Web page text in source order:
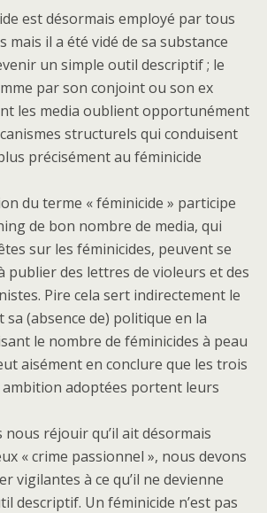
est désormais employé par tous
mais il a été vidé de sa substance
un simple outil descriptif ; le
par son conjoint ou son ex
les media oublient opportunément
structurels qui conduisent
précisément au féminicide
du terme « féminicide » participe
de bon nombre de media, qui
sur les féminicides, peuvent se
publier des lettres de violeurs et des
Pire cela sert indirectement le
(absence de) politique en la
le nombre de féminicides à peau
aisément en conclure que les trois
adoptées portent leurs
réjouir qu’il ait désormais
« crime passionnel », nous devons
vigilantes à ce qu’il ne devienne
descriptif. Un féminicide n’est pas